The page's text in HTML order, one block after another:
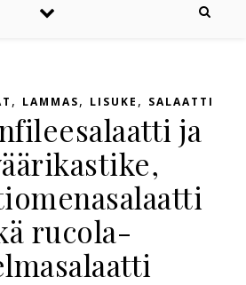
, LAMMAS, LISUKE , SALAATTI
ja
rucola-